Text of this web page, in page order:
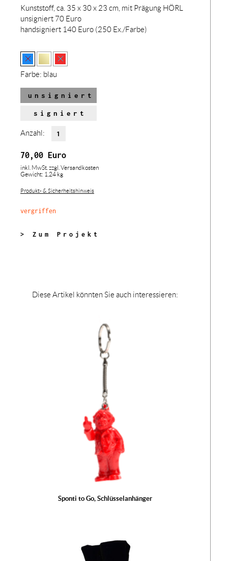
Kunststoff, ca. 35 x 30 x 23 cm, mit Prägung HÖRL
unsigniert 70 Euro
handsigniert 140 Euro (250 Ex./Farbe)
Farbe: blau
unsigniert
signiert
Anzahl:
70,00 Euro
inkl. MwSt. zzgl. Versandkosten
Gewicht: 1,24 kg
Produkt- & Sicherheitshinweis
vergriffen
> Zum Projekt
Diese Artikel könnten Sie auch interessieren:
Sponti to Go, Schlüsselanhänger